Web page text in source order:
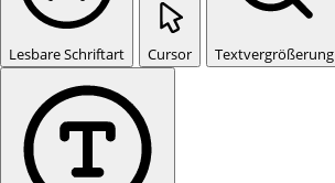
Lesbare Schriftart Cursor Textvergrößerung